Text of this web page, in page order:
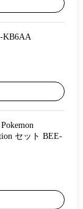
KB6AA
セット BEE-